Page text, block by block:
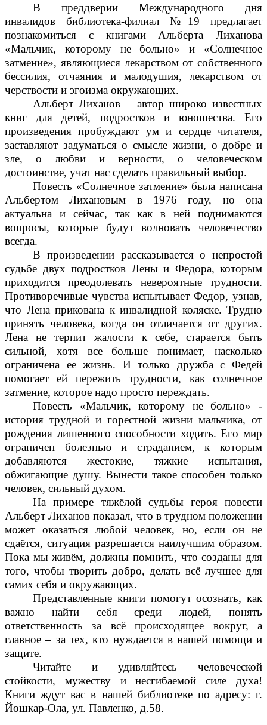
В преддверии Международного дня
инвалидов библиотека-филиал №19 предлагает
познакомиться с книгами Альберта Лиханова
«Мальчик, которому не больно» и «Солнечное
затмение», являющиеся лекарством от собственного
бессилия, отчаяния и малодушия, лекарством от
черствости и эгоизма окружающих.
Альберт Лиханов – автор широко известных
книг для детей, подростков и юношества. Его
произведения пробуждают ум и сердце читателя,
заставляют задуматься о смысле жизни, о добре и
зле, о любви и верности, о человеческом
достоинстве, учат нас сделать правильный выбор.
Повесть «Солнечное затмение» была написана
Альбертом Лихановым в 1976 году, но она
актуальна и сейчас, так как в ней поднимаются
вопросы, которые будут волновать человечество
всегда.
В произведении рассказывается о непростой
судьбе двух подростков Лены и Федора, которым
приходится преодолевать невероятные трудности.
Противоречивые чувства испытывает Федор, узнав,
что Лена прикована к инвалидной коляске. Трудно
принять человека, когда он отличается от других.
Лена не терпит жалости к себе, старается быть
сильной, хотя все больше понимает, насколько
ограничена ее жизнь. И только дружба с Федей
помогает ей пережить трудности, как солнечное
затмение, которое надо просто переждать.
Повесть «Мальчик, которому не больно» -
история трудной и горестной жизни мальчика, от
рождения лишенного способности ходить. Его мир
ограничен болезнью и страданием, к которым
добавляются жестокие, тяжкие испытания,
обжигающие душу. Вынести такое способен только
человек, сильный духом.
На примере тяжёлой судьбы героя повести
Альберт Лиханов показал, что в трудном положении
может оказаться любой человек, но, если он не
сдаётся, ситуация разрешается наилучшим образом.
Пока мы живём, должны помнить, что созданы для
того, чтобы творить добро, делать всё лучшее для
самих себя и окружающих.
Представленные книги помогут осознать, как
важно найти себя среди людей, понять
ответственность за всё происходящее вокруг, а
главное – за тех, кто нуждается в нашей помощи и
защите.
Читайте и удивляйтесь человеческой
стойкости, мужеству и несгибаемой силе духа!
Книги ждут вас в нашей библиотеке по адресу: г.
Йошкар-Ола, ул. Павленко, д.58.